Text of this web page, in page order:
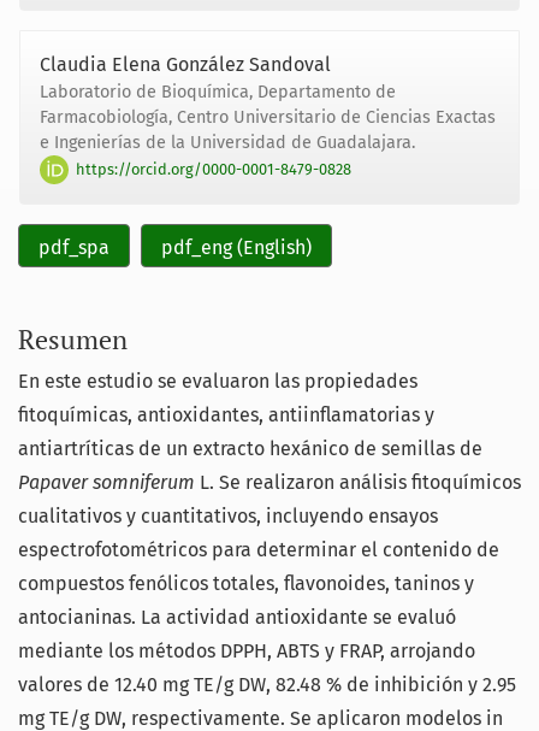
Claudia Elena González Sandoval
Laboratorio de Bioquímica, Departamento de
Farmacobiología, Centro Universitario de Ciencias Exactas
e Ingenierías de la Universidad de Guadalajara.
https://orcid.org/0000-0001-8479-0828
pdf_spa pdf_eng (English)
Resumen
En este estudio se evaluaron las propiedades
fitoquímicas, antioxidantes, antiinflamatorias y
antiartríticas de un extracto hexánico de semillas de
Papaver somniferum L. Se realizaron análisis fitoquímicos
cualitativos y cuantitativos, incluyendo ensayos
espectrofotométricos para determinar el contenido de
compuestos fenólicos totales, flavonoides, taninos y
antocianinas. La actividad antioxidante se evaluó
mediante los métodos DPPH, ABTS y FRAP, arrojando
valores de 12.40 mg TE/g DW, 82.48 % de inhibición y 2.95
mg TE/g DW, respectivamente. Se aplicaron modelos in